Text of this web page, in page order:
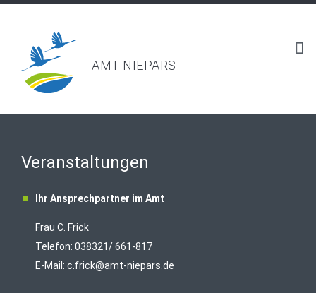
AMT NIEPARS
Veranstaltungen
Ihr Ansprechpartner im Amt
Frau C. Frick
Telefon: 038321/ 661-817
E-Mail: c.frick@amt-niepars.de